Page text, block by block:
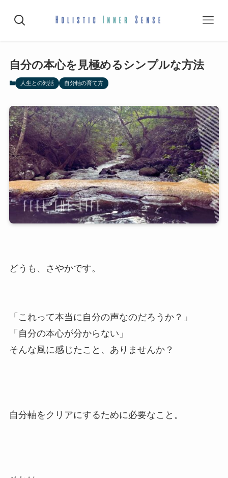
自分の本心を見極めるシンプルな方法
人生との対話 自分軸の育て方
どうも、さやかです。
「これって本当に自分の声なのだろうか？」
「自分の本心が分からない」
そんな風に感じたこと、ありませんか？
自分軸をクリアにするために必要なこと。